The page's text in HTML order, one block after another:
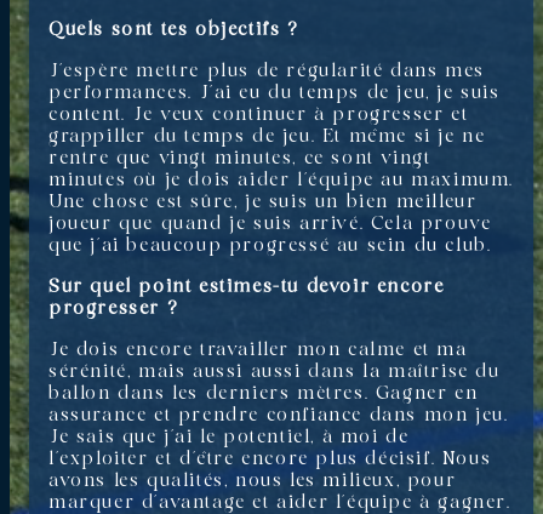
Quels sont tes objectifs ?
J’espère mettre plus de régularité dans mes
performances. J’ai eu du temps de jeu, je suis
content. Je veux continuer à progresser et
grappiller du temps de jeu. Et même si je ne
rentre que vingt minutes, ce sont vingt
minutes où je dois aider l’équipe au maximum.
Une chose est sûre, je suis un bien meilleur
joueur que quand je suis arrivé. Cela prouve
que j’ai beaucoup progressé au sein du club.
Sur quel point estimes-tu devoir encore
progresser ?
Je dois encore travailler mon calme et ma
sérénité, mais aussi aussi dans la maîtrise du
ballon dans les derniers mètres. Gagner en
assurance et prendre confiance dans mon jeu.
Je sais que j’ai le potentiel, à moi de
l’exploiter et d’être encore plus décisif. Nous
avons les qualités, nous les milieux, pour
marquer d’avantage et aider l’équipe à gagner.